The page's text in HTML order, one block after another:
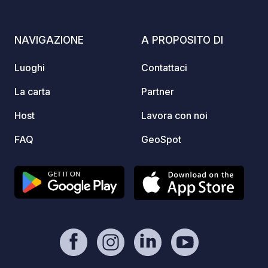
NAVIGAZIONE
Luoghi
La carta
Host
FAQ
A PROPOSITO DI
Contattaci
Partner
Lavora con noi
GeoSpot